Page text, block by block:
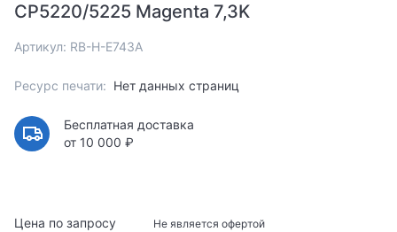
CP5220/5225 Magenta 7,3K
Артикул: RB-H-E743A
Ресурс печати: Нет данных страниц
Бесплатная доставка
от 10 000 ₽
Цена по запросу Не является офертой